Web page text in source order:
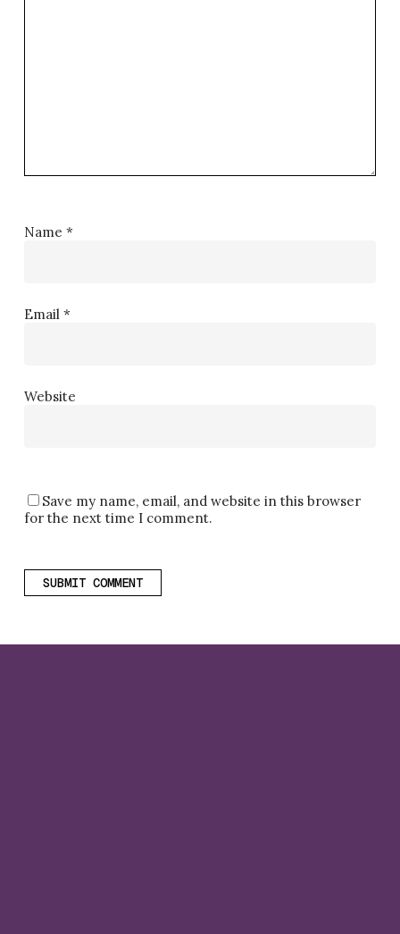
Name *
Email *
Website
Save my name, email, and website in this browser
for the next time I comment.